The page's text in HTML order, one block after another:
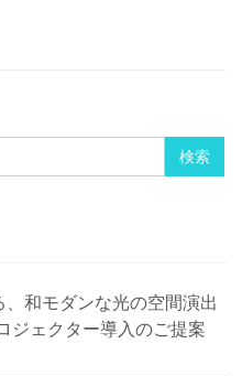
和モダンな光の空間演出
ジェクター導入のご提案